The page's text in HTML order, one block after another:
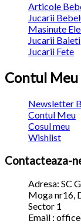
Articole
Jucarii
Masinute
Jucarii Baieti
Jucarii Fete
Contul Meu
Newsletter
Contul Meu
Cosul meu
Wishlist
Contacteaza-
Adresa: SC
Moga nr16,
Sector 1
Email :